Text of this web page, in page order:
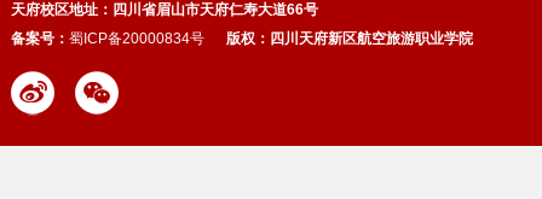
天府校区地址：四川省眉山市天府仁寿大道66号
备案号： 蜀ICP备20000834号 版权： 四川天府新区航空旅游职业学院